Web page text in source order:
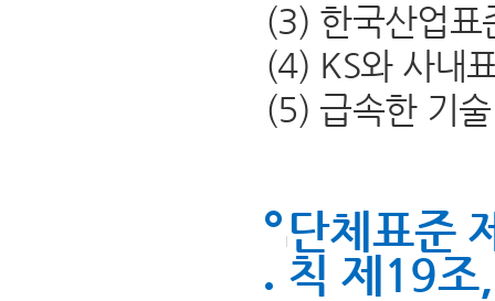
(3) 한국산업표
(4) KS와 사내
(5) 급속한 기
단체표준
칙 제19조